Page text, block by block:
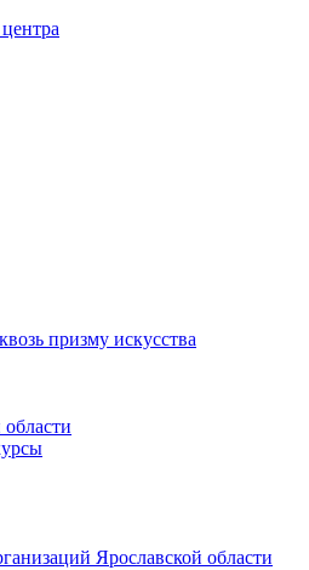
призму искусства
Ярославской области